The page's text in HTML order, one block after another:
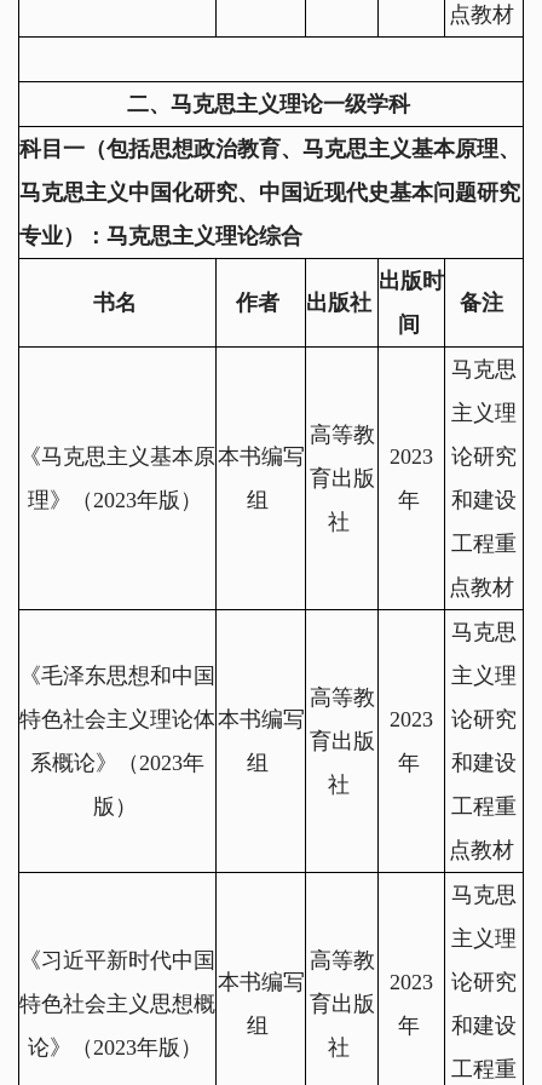
点教材
二、马克思主义理论一级学科
科目一（包括思想政治教育、马克思主义基本原理、
马克思主义中国化研究、中国近现代史基本问题研究
专业）：马克思主义理论综合
书名 作者 出版社
出版时
间
备注
《马克思主义基本原
理》（2023年版）
本书编写
组
高等教
育出版
社
2023
年
马克思
主义理
论研究
和建设
工程重
点教材
《毛泽东思想和中国
特色社会主义理论体
系概论》（2023年
版）
本书编写
组
高等教
育出版
社
2023
年
马克思
主义理
论研究
和建设
工程重
点教材
《习近平新时代中国
特色社会主义思想概
论》（2023年版）
本书编写
组
高等教
育出版
社
2023
年
马克思
主义理
论研究
和建设
工程重